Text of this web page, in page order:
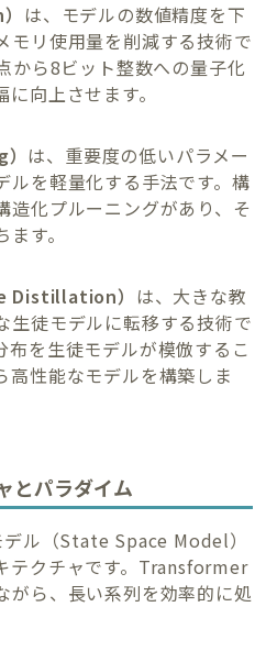
は、モデルの数値精度を下
モリ使用量を削減する技術で
から8ビット整数への量子化
向上させます。
は、重要度の低いパラメー
ルを軽量化する手法です。構
造化プルーニングがあり、そ
す。
Distillation） は、大きな教
生徒モデルに転移する技術で
布を生徒モデルが模倣するこ
高性能なモデルを構築しま
とパラダイム
ル（State Space Model）
テクチャです。Transformer
がら、長い系列を効率的に処